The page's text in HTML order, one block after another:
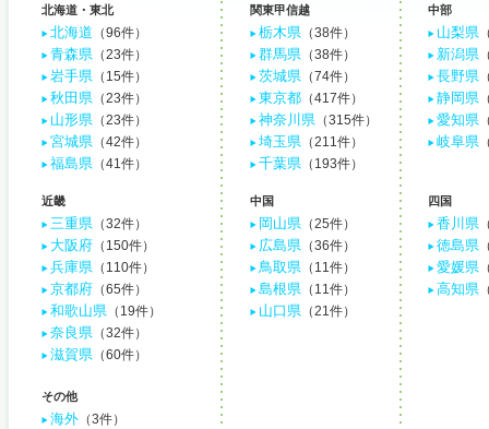
北海道・東北
北海道 （96件）
青森県 （23件）
岩手県 （15件）
秋田県 （23件）
山形県 （23件）
宮城県 （42件）
福島県 （41件）
関東甲信越
栃木県 （38件）
群馬県 （38件）
茨城県 （74件）
東京都 （417件）
神奈川県 （315件）
埼玉県 （211件）
千葉県 （193件）
中部
山梨県
新潟県
長野県
静岡県
愛知県
岐阜県
近畿
三重県 （32件）
大阪府 （150件）
兵庫県 （110件）
京都府 （65件）
和歌山県 （19件）
奈良県 （32件）
滋賀県 （60件）
中国
岡山県 （25件）
広島県 （36件）
鳥取県 （11件）
島根県 （11件）
山口県 （21件）
四国
香川県
徳島県
愛媛県
高知県
その他
海外 （3件）